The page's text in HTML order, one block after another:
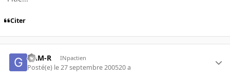
Citer
GAM-R INpactien
Posté(e) le 27 septembre 200520 a